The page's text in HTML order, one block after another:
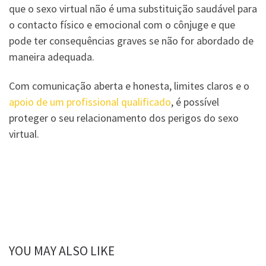
que o sexo virtual não é uma substituição saudável para
o contacto físico e emocional com o cônjuge e que
pode ter consequências graves se não for abordado de
maneira adequada.
Com comunicação aberta e honesta, limites claros e o
apoio de um profissional qualificado, é possível
proteger o seu relacionamento dos perigos do sexo
virtual.
YOU MAY ALSO LIKE